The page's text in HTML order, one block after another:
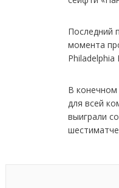
Последний
момента
Philadelphia
В конечном
для всей
выиграли